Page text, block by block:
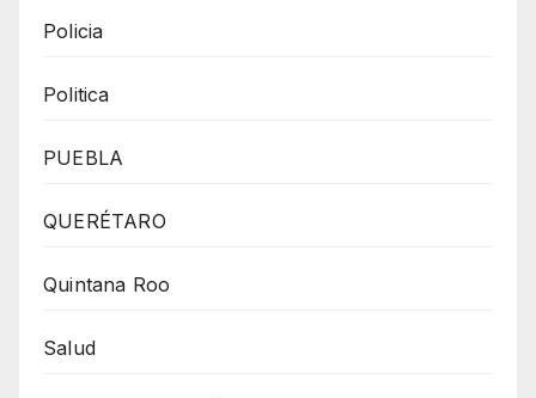
Policia
Politica
PUEBLA
QUERÉTARO
Quintana Roo
Salud